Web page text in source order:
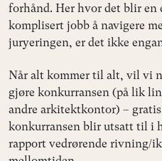
forhånd. Her hvor det blir en
komplisert jobb å navigere
juryeringen, er det ikke
Når alt kommer til alt, vil vi
gjøre konkurransen (på lik
andre arkitektkontor) –
konkurransen blir utsatt til i
rapport vedrørende rivning/